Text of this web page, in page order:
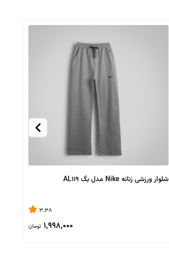
شلوار ورزشی زنانه Nike مدل بگ AL119
3.38
1,998,000 تومان